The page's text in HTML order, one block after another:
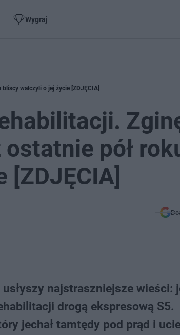
Wygraj
bliscy walczyli o jej życie [ZDJĘCIA]
pół
najstraszniejsze wieści:
drogą ekspresową S5.
jechał tamtędy pod prąd i